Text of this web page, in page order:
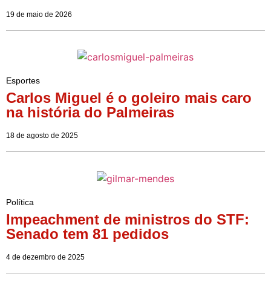
19 de maio de 2026
Esportes
Carlos Miguel é o goleiro mais caro
na história do Palmeiras
18 de agosto de 2025
Política
Impeachment de ministros do STF:
Senado tem 81 pedidos
4 de dezembro de 2025